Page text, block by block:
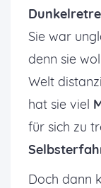
Sie war
denn sie
Welt
hat sie viel
für sich zu
Doch dann